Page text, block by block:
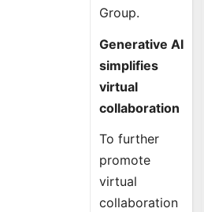
Group.
Generative AI
simplifies
virtual
collaboration
To further
promote
virtual
collaboration